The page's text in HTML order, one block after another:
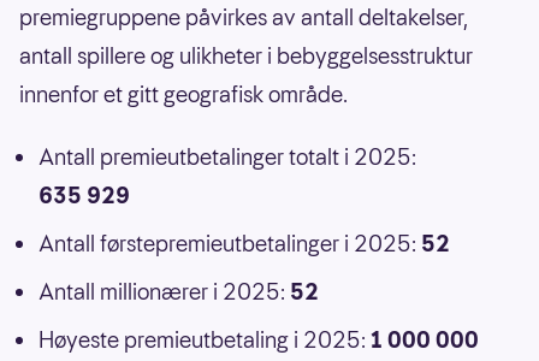
premiegruppene påvirkes av antall deltakelser,
antall spillere og ulikheter i bebyggelsesstruktur
innenfor et gitt geografisk område.
Antall premieutbetalinger totalt i 2025:
635 929
Antall førstepremieutbetalinger i 2025: 52
Antall millionærer i 2025: 52
Høyeste premieutbetaling i 2025: 1 000 000